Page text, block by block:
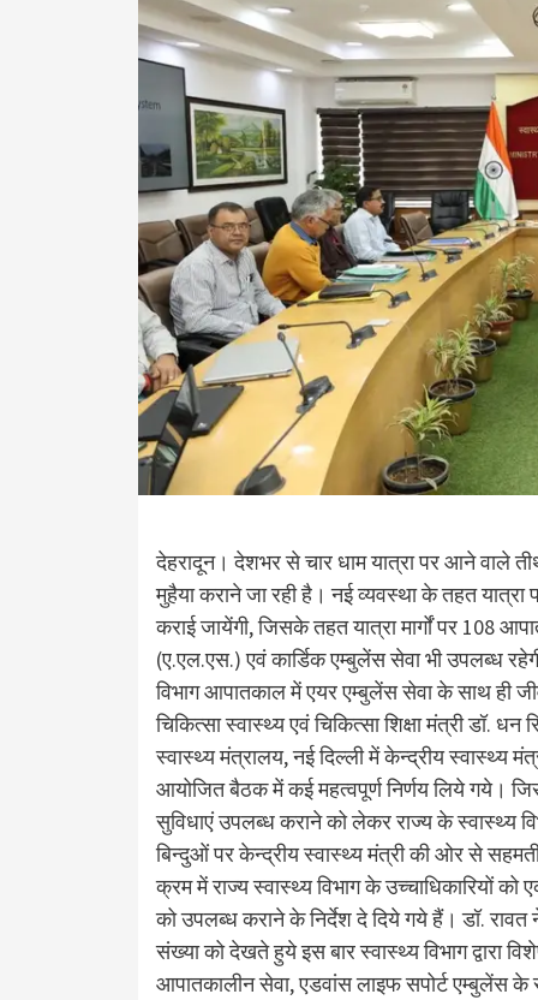
देहरादून। देशभर से चार धाम यात्रा पर आने वाले
मुहैया कराने जा रही है। नई व्यवस्था के तहत
कराई जायेंगी, जिसके तहत यात्रा मार्गों पर 108
(ए.एल.एस.) एवं कार्डिक एम्बुलेंस सेवा भी उपलब्ध
विभाग आपातकाल में एयर एम्बुलेंस सेवा के साथ ही
चिकित्सा स्वास्थ्य एवं चिकित्सा शिक्षा मंत्री डॉ.
स्वास्थ्य मंत्रालय, नई दिल्ली में केन्द्रीय स्वास्थ्य
आयोजित बैठक में कई महत्वपूर्ण निर्णय लिये गये।
सुविधाएं उपलब्ध कराने को लेकर राज्य के स्वास्थ्य
बिन्दुओं पर केन्द्रीय स्वास्थ्य मंत्री की ओर से
क्रम में राज्य स्वास्थ्य विभाग के उच्चाधिकारियों
को उपलब्ध कराने के निर्देश दे दिये गये हैं। डॉ.
संख्या को देखते हुये इस बार स्वास्थ्य विभाग द्वारा
आपातकालीन सेवा, एडवांस लाइफ सपोर्ट एम्बुलेंस के